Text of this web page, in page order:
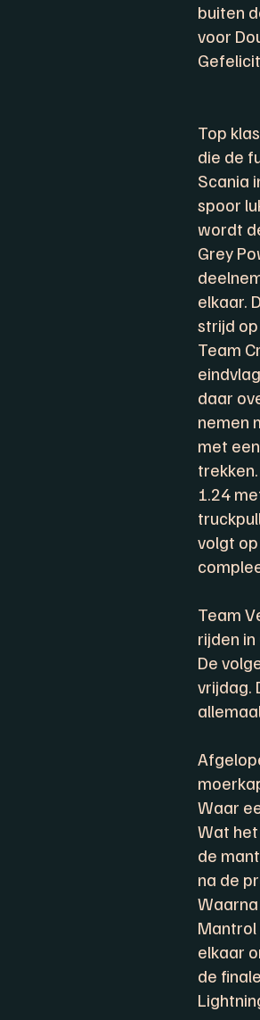
buiten
voor
Top
die de
Scania
spoor
wordt
Grey
elkaar.
strijd
Team
daar
nemen
met
1.24
volgt
Team
rijden in
De
vrijdag.
Waar
Wat
de
na de
Mantrol
elkaar
de